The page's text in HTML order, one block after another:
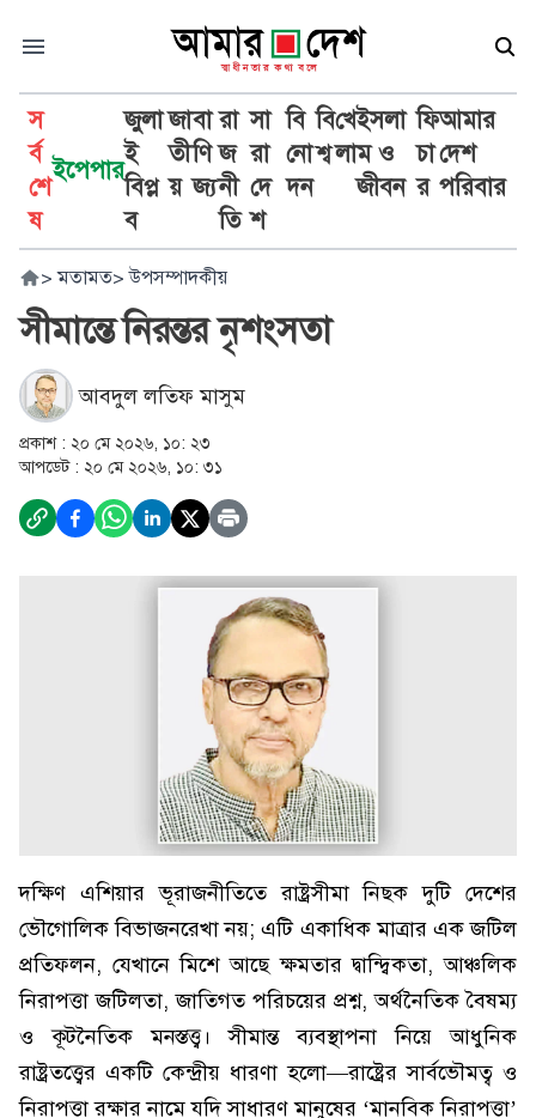
স
র্ব
শে
ষ
ইপেপার
জুলা
ই
বিপ্ল
ব
জা
তী
য়
বা
ণি
জ্য
রা
জ
নী
তি
সা
রা
দে
শ
বি
নো
দন
বি
শ্ব
খে
লা
ইসলা
ম ও
জীবন
ফি
চা
র
আমার
দেশ
পরিবার
> মতামত> উপসম্পাদকীয়
সীমান্তে নিরন্তর নৃশংসতা
আবদুল লতিফ মাসুম
প্রকাশ : ২০ মে ২০২৬, ১০: ২৩
আপডেট : ২০ মে ২০২৬, ১০: ৩১
দক্ষিণ এশিয়ার ভূরাজনীতিতে রাষ্ট্রসীমা নিছক দুটি দেশের
ভৌগোলিক বিভাজনরেখা নয়; এটি একাধিক মাত্রার এক জটিল
প্রতিফলন, যেখানে মিশে আছে ক্ষমতার দ্বান্দ্বিকতা, আঞ্চলিক
নিরাপত্তা জটিলতা, জাতিগত পরিচয়ের প্রশ্ন, অর্থনৈতিক বৈষম্য
ও কূটনৈতিক মনস্তত্ত্ব। সীমান্ত ব্যবস্থাপনা নিয়ে আধুনিক
রাষ্ট্রতত্ত্বের একটি কেন্দ্রীয় ধারণা হলো—রাষ্ট্রের সার্বভৌমত্ব ও
নিরাপত্তা রক্ষার নামে যদি সাধারণ মানুষের ‘মানবিক নিরাপত্তা’